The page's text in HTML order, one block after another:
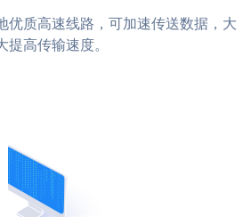
优质高速线路，可加速传送数据，大
提高传输速度。